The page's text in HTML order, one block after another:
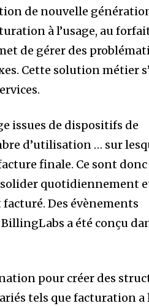
de nouvelle
à l’usage, au
de gérer des
Cette solution métier
issues de dispositifs de
d’utilisation … sur
finale. Ce sont donc
quotidiennement
Des évènements
a été conçu
pour créer des
tels que facturation a